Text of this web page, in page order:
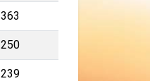
363
250
239